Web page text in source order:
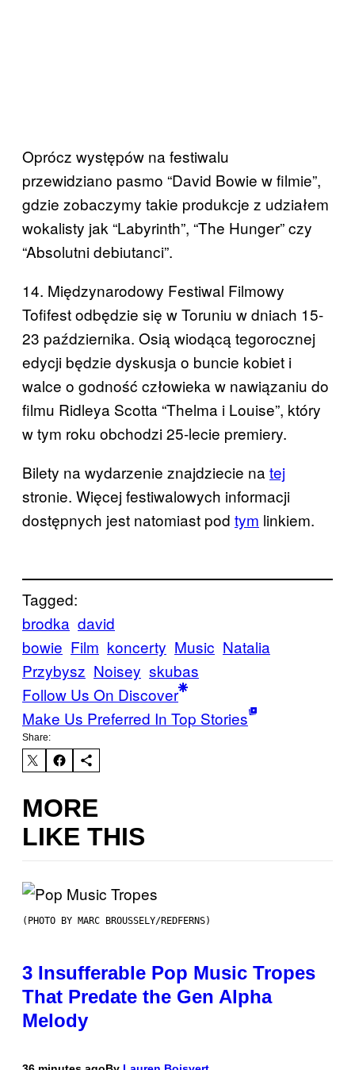
Oprócz występów na festiwalu
przewidziano pasmo “David Bowie w filmie”,
gdzie zobaczymy takie produkcje z udziałem
wokalisty jak “Labyrinth”, “The Hunger” czy
“Absolutni debiutanci”.​
14. Międzynarodowy Festiwal Filmowy
Tofifest odbędzie się w Toruniu w dniach 15-
23 października. Osią wiodącą tegorocznej
edycji będzie dyskusja o buncie kobiet i
walce o godność człowieka w nawiązaniu do
filmu Ridleya Scotta “Thelma i Louise”, który
w tym roku obchodzi 25-lecie premiery.​
Bilety na wydarzenie znajdziecie na tej
stronie. Więcej festiwalowych informacji
dostępnych jest natomiast pod tym ​ linkiem.​
Tagged:
brodka david
bowie Film koncerty Music Natalia
Przybysz Noisey skubas
Follow Us On Discover
Make Us Preferred In Top Stories
Share:
MORE
LIKE THIS
(PHOTO BY MARC BROUSSELY/REDFERNS)
3 Insufferable Pop Music Tropes
That Predate the Gen Alpha
Melody